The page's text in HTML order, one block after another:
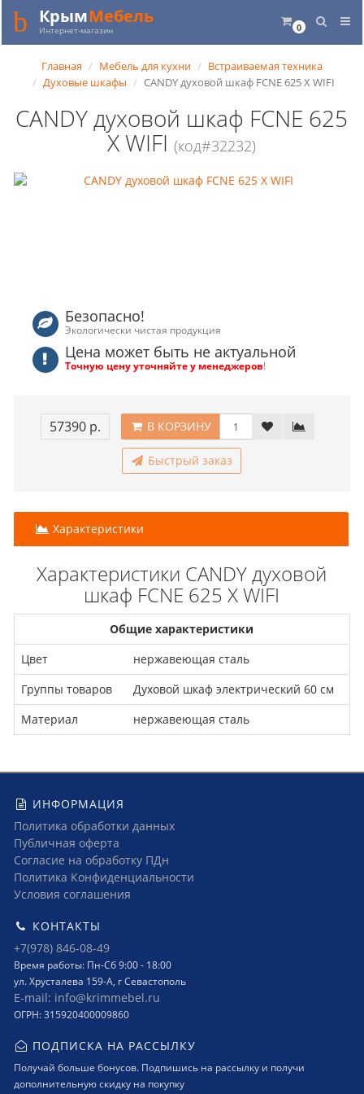
0
КрымМебель
Интернет-магазин
Главная Мебель для кухни
Встраиваемая техника
Духовые шкафы
CANDY духовой шкаф FCNE 625 X WIFI
CANDY духовой шкаф FCNE 625
X WIFI(код#32232)
Безопасно!
Экологически чистая продукция
Цена может быть не актуальной
Точную цену уточняйте у менеджеров!
57390 р. В КОРЗИНУ
Быстрый заказ
Характеристики
Характеристики CANDY духовой
шкаф FCNE 625 X WIFI
Общие характеристики
Цвет
нержавеющая сталь
Группы товаров
Духовой шкаф электрический 60 см
Материал
нержавеющая сталь
ИНФОРМАЦИЯ
Политика обработки данных
Публичная оферта
Согласие на обработку ПДн
Политика Конфиденциальности
Условия соглашения
КОНТАКТЫ
+7(978) 846-08-49
Время работы: Пн-Сб 9:00 - 18:00
ул. Хрусталева 159-А, г Севастополь
E-mail: info@krimmebel.ru
ОГРН: 315920400009860
ПОДПИСКА НА РАССЫЛКУ
Получай больше бонусов. Подпишись на рассылку и получи
дополнительную скидку на покупку